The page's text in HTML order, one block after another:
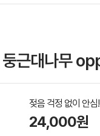
둥근대나무
젖음 걱정 없이 안
24,000원